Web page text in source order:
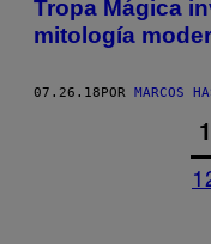
Tropa Mágica
mitología
07.26.18POR MARCOS
1